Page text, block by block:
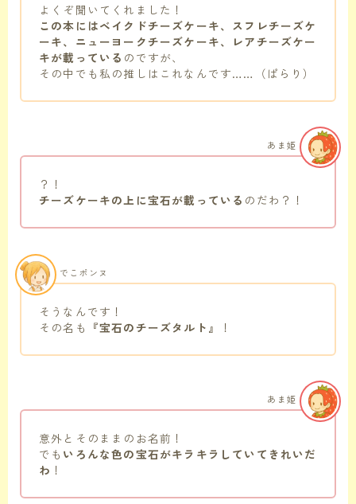
よくぞ聞いてくれました！
この本にはベイクドチーズケーキ、スフレチーズケ
ーキ、ニューヨークチーズケーキ、レアチーズケー
キが載っている のですが、
その中でも私の推しはこれなんです……（ぱらり）
？！
チーズケーキの上に宝石が載っている のだわ？！
あま姫
そうなんです！
その名も 『宝石のチーズタルト』 ！
でこポンヌ
意外とそのままのお名前！
でも いろんな色の宝石がキラキラしていてきれいだ
わ ！
あま姫